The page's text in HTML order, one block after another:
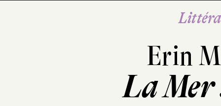
Erin
La Mer